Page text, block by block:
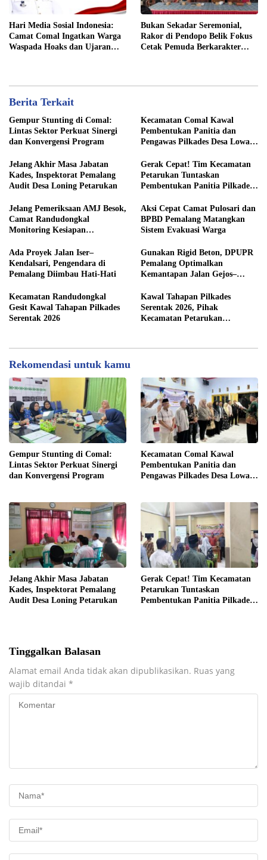
Hari Media Sosial Indonesia:
Camat Comal Ingatkan Warga
Waspada Hoaks dan Ujaran
Bukan Sekadar Seremonial,
Rakor di Pendopo Belik Fokus
Cetak Pemuda Berkarakter
Berita Terkait
Gempur Stunting di Comal:
Lintas Sektor Perkuat Sinergi
dan Konvergensi Program
Kecamatan Comal Kawal
Pembentukan Panitia dan
Pengawas Pilkades Desa Lowa
Jelang Akhir Masa Jabatan
Kades, Inspektorat Pemalang
Audit Desa Loning Petarukan
Gerak Cepat! Tim Kecamatan
Petarukan Tuntaskan
Pembentukan Panitia Pilkades
Jelang Pemeriksaan AMJ Besok,
Camat Randudongkal
Monitoring Kesiapan
Aksi Cepat Camat Pulosari dan
BPBD Pemalang Matangkan
Sistem Evakuasi Warga
Ada Proyek Jalan Iser–
Kendalsari, Pengendara di
Pemalang Diimbau Hati-Hati
Gunakan Rigid Beton, DPUPR
Pemalang Optimalkan
Kemantapan Jalan Gejos–
Kecamatan Randudongkal
Gesit Kawal Tahapan Pilkades
Serentak 2026
Kawal Tahapan Pilkades
Serentak 2026, Pihak
Kecamatan Petarukan
Rekomendasi untuk kamu
Gempur Stunting di Comal:
Lintas Sektor Perkuat Sinergi
dan Konvergensi Program
Kecamatan Comal Kawal
Pembentukan Panitia dan
Pengawas Pilkades Desa Lowa
Jelang Akhir Masa Jabatan
Kades, Inspektorat Pemalang
Audit Desa Loning Petarukan
Gerak Cepat! Tim Kecamatan
Petarukan Tuntaskan
Pembentukan Panitia Pilkades
Tinggalkan Balasan
Alamat email Anda tidak akan dipublikasikan. Ruas yang
wajib ditandai *